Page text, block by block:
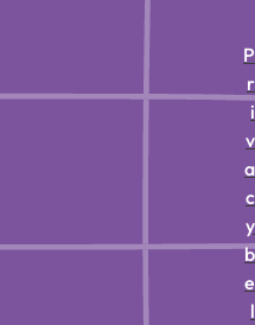
P
r
i
v
a
c
y
b
e
l